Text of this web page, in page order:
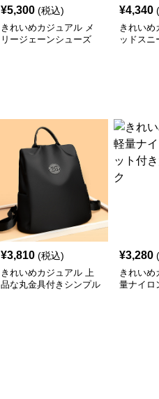
¥5,300 (税込)
きれいめカジュアル メ
リージェーンシューズ
¥4,340
きれいめ
ッドスニ
¥3,810 (税込)
きれいめカジュアル 上
品な丸金具付きシンプル
¥3,280
きれいめ
量ナイロ